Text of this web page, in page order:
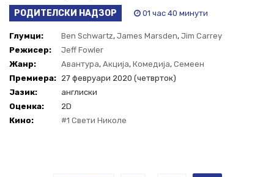
РОДИТЕЛСКИ НАДЗОР 01 час 40 минути
Глумци: Ben Schwartz, James Marsden, Jim Carrey
Режисер:
Jeff Fowler
Жанр:
Авантура, Акција, Комедија, Семеен
Премиера: 27 февруари 2020 (четврток)
Јазик:
англиски
Оценка:
2D
Кино:
#1 Свети Николе